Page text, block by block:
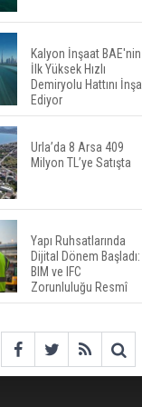
Yüzde 16,2 Arttı
Konut Satışları Güçlü
Seyrini Korudu Yabancıya
Satış Geriledi
ABD'de İnşaat
Harcamaları Geriledi
Tercih Döneminde
Barınma Telaşı Başladı
Kalyon İnşaat BAE'nin
İlk Yüksek Hızlı
Demiryolu Hattını İnşa
Ediyor
Urla’da 8 Arsa 409
Milyon TL’ye Satışta
Yapı Ruhsatlarında
Dijital Dönem Başladı:
BIM ve IFC
Zorunluluğu Resmî